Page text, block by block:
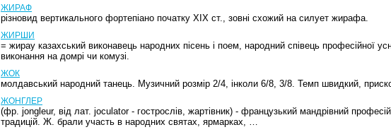
ЖИРАФ
різновид вертикального фортепіано початку ХІХ ст., зовні схожий на силует жирафа.
ЖИРШИ
= жирау казахський виконавець народних пісень і поем, народний співець професійної
виконання на домрі чи комузі.
ЖОК
молдавський народний танець. Музичний розмір 2/4, інколи 6/8, 3/8. Темп швидкий,
ЖОНГЛЕР
(фр. jongleur, від лат. joculator - гострослів, жартівник) - французький мандрівний
традицій. Ж. брали участь в народних святах, ярмарках, …